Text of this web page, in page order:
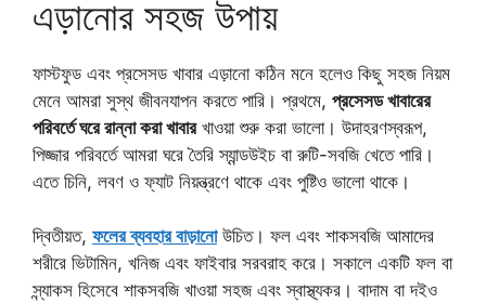
এড়ানোর সহজ উপায়
ফাস্টফুড এবং প্রসেসড খাবার এড়ানো কঠিন মনে হলেও কিছু সহজ নিয়ম
মেনে আমরা সুস্থ জীবনযাপন করতে পারি। প্রথমে, প্রসেসড খাবারের
পরিবর্তে ঘরে রান্না করা খাবারখাওয়া শুরু করা ভালো। উদাহরণস্বরূপ,
পিজ্জার পরিবর্তে আমরা ঘরে তৈরি স্যান্ডউইচ বা রুটি-সবজি খেতে পারি।
এতে চিনি, লবণ ও ফ্যাট নিয়ন্ত্রণে থাকে এবং পুষ্টিও ভালো থাকে।
দ্বিতীয়ত, ফলের ব্যবহার বাড়ানোউচিত। ফল এবং শাকসবজি আমাদের
শরীরে ভিটামিন, খনিজ এবং ফাইবার সরবরাহ করে। সকালে একটি ফল বা
স্ন্যাকস হিসেবে শাকসবজি খাওয়া সহজ এবং স্বাস্থ্যকর। বাদাম বা দইও